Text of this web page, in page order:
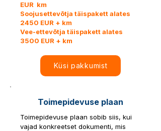
EUR km
Soojusettevõtja täispakett alates
2450 EUR + km
Vee-ettevõtja täispakett alates
3500 EUR + km
Küsi pakkumist
Toimepidevuse plaan
Toimepidevuse plaan sobib siis, kui
vajad konkreetset dokumenti, mis